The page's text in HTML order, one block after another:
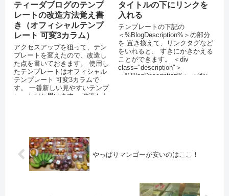
ティーダブログのテンプ
レートの改造方法覚え書
き（オフィシャルテンプ
レート 可変3カラム）
アクセスアップを狙って、テン
プレートを変えたので、改造し
た点を書いておきます。 使用し
たテンプレートはオフィシャル
テンプレート 可変3カラムで
す。 一番新しい見やすいテンプ
レートだと思います。 改造した
タイトルの下にリンクを
入れる
テンプレートの下記の
＜%BlogDescription%＞の部分
を 置き換えて、リンクタグなど
をいれると、 すきにかきかえる
ことができます。 ＜div
class="description"＞
＜%BlogDescription%＞＜/div...
やっぱりマンゴーが安いのはここ！